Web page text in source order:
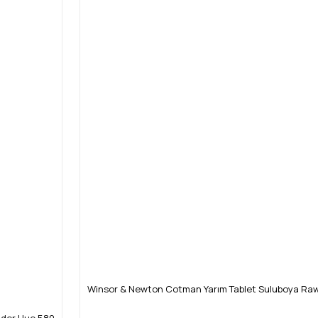
Winsor & Newton Cotman Yarım Tablet Suluboya